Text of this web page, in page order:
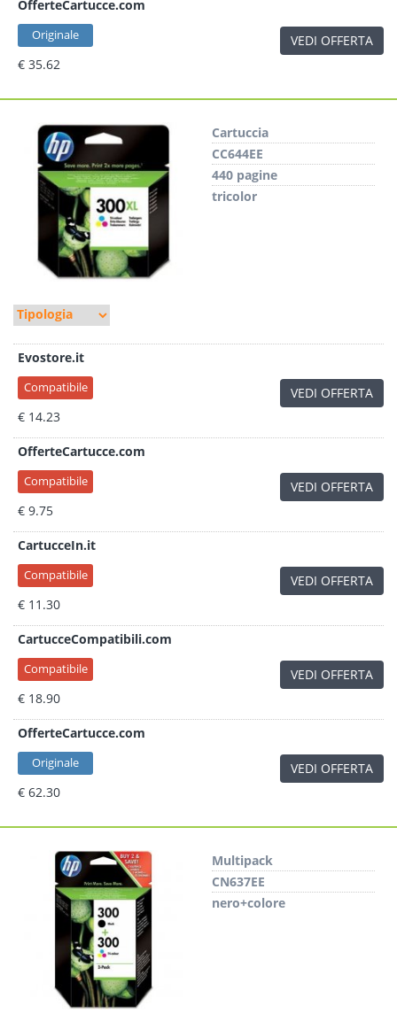
OfferteCartucce.com
Originale
€ 35.62
VEDI OFFERTA
Cartuccia
CC644EE
440 pagine
tricolor
Evostore.it
Compatibile
€ 14.23
VEDI OFFERTA
OfferteCartucce.com
Compatibile
€ 9.75
VEDI OFFERTA
CartucceIn.it
Compatibile
€ 11.30
VEDI OFFERTA
CartucceCompatibili.com
Compatibile
€ 18.90
VEDI OFFERTA
OfferteCartucce.com
Originale
€ 62.30
VEDI OFFERTA
Multipack
CN637EE
nero+colore